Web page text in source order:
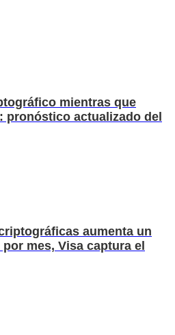
mientras que
pronóstico actualizado del
aumenta un
mes, Visa captura el